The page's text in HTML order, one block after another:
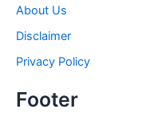
About Us
Disclaimer
Privacy Policy
Footer